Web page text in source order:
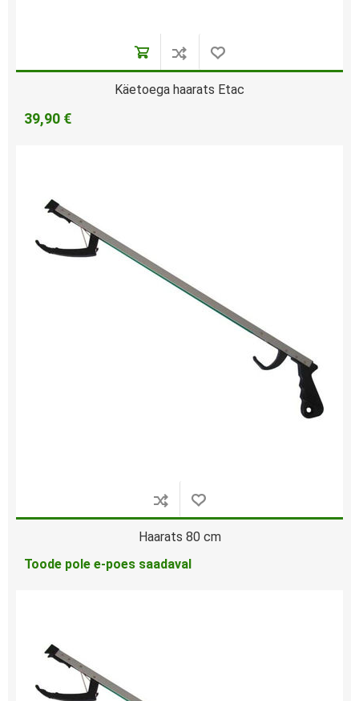
Käetoega haarats Etac
39,90 €
Haarats 80 cm
Toode pole e-poes saadaval